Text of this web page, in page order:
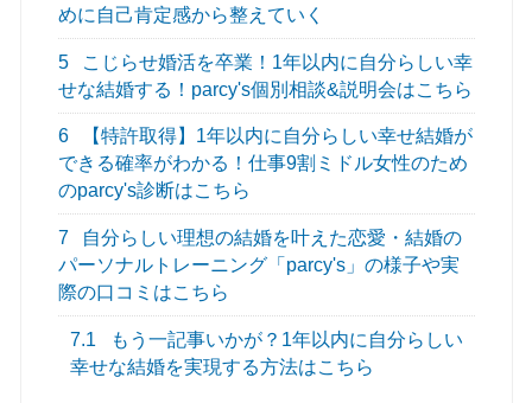
めに自己肯定感から整えていく
5
こじらせ婚活を卒業！1年以内に自分らしい幸
せな結婚する！parcy's個別相談&説明会はこちら
6
【特許取得】1年以内に自分らしい幸せ結婚が
できる確率がわかる！仕事9割ミドル女性のため
のparcy's診断はこちら
7
自分らしい理想の結婚を叶えた恋愛・結婚の
パーソナルトレーニング「parcy's」の様子や実
際の口コミはこちら
7.1
もう一記事いかが？1年以内に自分らしい
幸せな結婚を実現する方法はこちら